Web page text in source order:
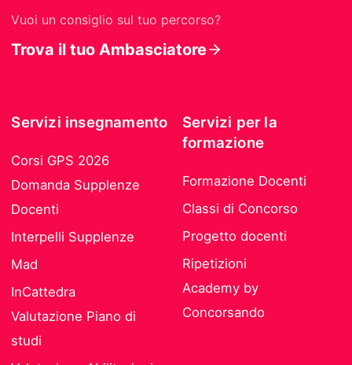
Vuoi un consiglio sul tuo percorso?
Trova il tuo Ambasciatore
Servizi insegnamento
Corsi GPS 2026
Domanda Supplenze
Docenti
Interpelli Supplenze
Mad
InCattedra
Valutazione Piano di
studi
Servizi per la
formazione
Formazione Docenti
Classi di Concorso
Progetto docenti
Ripetizioni
Academy by
Concorsando